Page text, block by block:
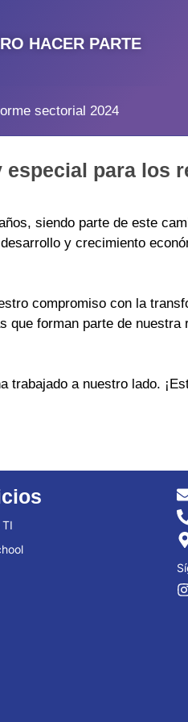
HACER PARTE
sectorial 2024
para los
siendo parte de este
y crecimiento
compromiso con la
forman parte de
a nuestro lado.